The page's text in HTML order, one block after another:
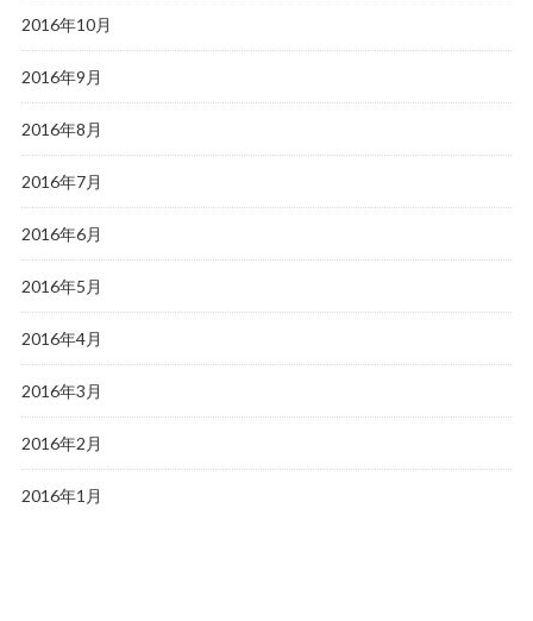
2016年10月
2016年9月
2016年8月
2016年7月
2016年6月
2016年5月
2016年4月
2016年3月
2016年2月
2016年1月